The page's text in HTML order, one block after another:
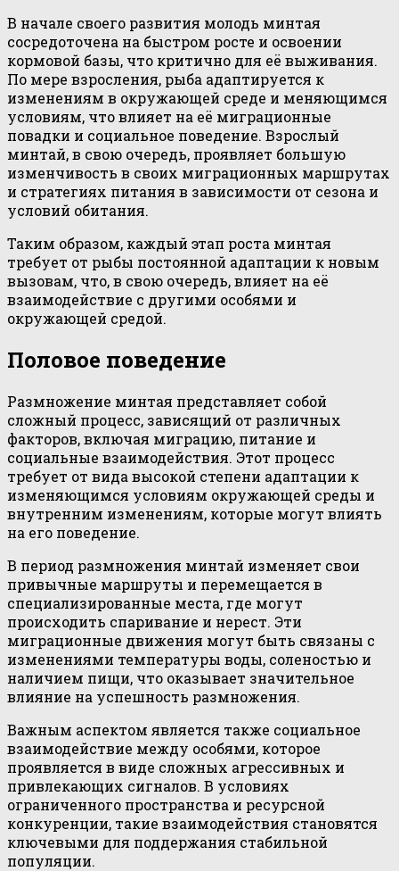
В начале своего развития молодь минтая
сосредоточена на быстром росте и освоении
кормовой базы, что критично для её выживания.
По мере взросления, рыба адаптируется к
изменениям в окружающей среде и меняющимся
условиям, что влияет на её миграционные
повадки и социальное поведение. Взрослый
минтай, в свою очередь, проявляет большую
изменчивость в своих миграционных маршрутах
и стратегиях питания в зависимости от сезона и
условий обитания.
Таким образом, каждый этап роста минтая
требует от рыбы постоянной адаптации к новым
вызовам, что, в свою очередь, влияет на её
взаимодействие с другими особями и
окружающей средой.
Половое поведение
Размножение минтая представляет собой
сложный процесс, зависящий от различных
факторов, включая миграцию, питание и
социальные взаимодействия. Этот процесс
требует от вида высокой степени адаптации к
изменяющимся условиям окружающей среды и
внутренним изменениям, которые могут влиять
на его поведение.
В период размножения минтай изменяет свои
привычные маршруты и перемещается в
специализированные места, где могут
происходить спаривание и нерест. Эти
миграционные движения могут быть связаны с
изменениями температуры воды, соленостью и
наличием пищи, что оказывает значительное
влияние на успешность размножения.
Важным аспектом является также социальное
взаимодействие между особями, которое
проявляется в виде сложных агрессивных и
привлекающих сигналов. В условиях
ограниченного пространства и ресурсной
конкуренции, такие взаимодействия становятся
ключевыми для поддержания стабильной
популяции.